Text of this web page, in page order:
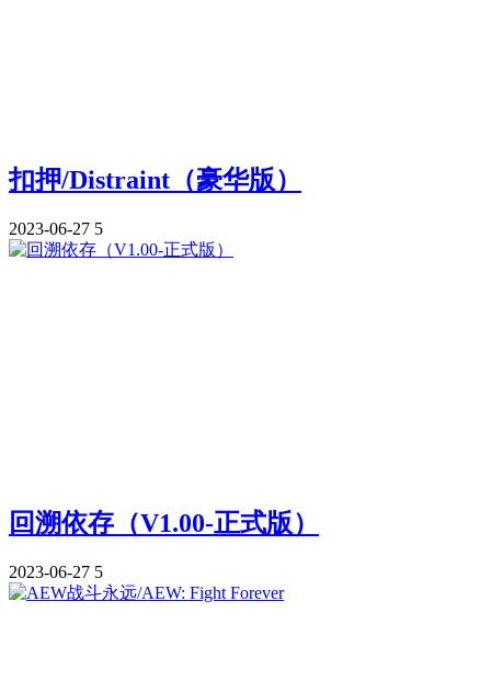
扣押/Distraint（豪华版）
2023-06-27 5
回溯依存（V1.00-正式版）
2023-06-27 5